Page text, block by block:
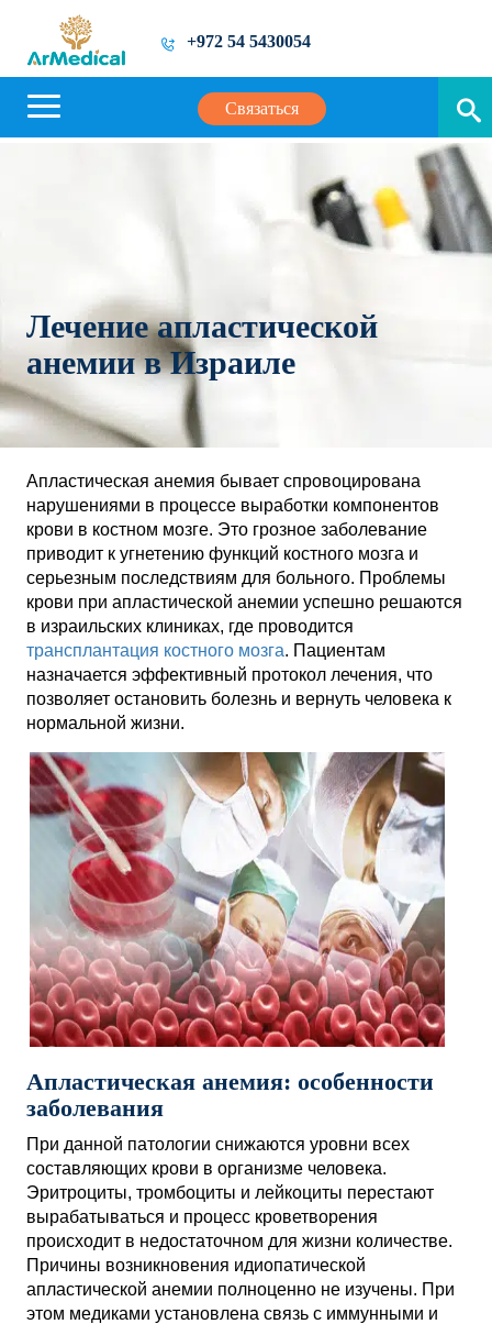
+972 54 5430054
Связаться
Лечение апластической
анемии в Израиле
Апластическая анемия бывает спровоцирована
нарушениями в процессе выработки компонентов
крови в костном мозге. Это грозное заболевание
приводит к угнетению функций костного мозга и
серьезным последствиям для больного. Проблемы
крови при апластической анемии успешно решаются
в израильских клиниках, где проводится
трансплантация костного мозга. Пациентам
назначается эффективный протокол лечения, что
позволяет остановить болезнь и вернуть человека к
нормальной жизни.
Апластическая анемия: особенности
заболевания
При данной патологии снижаются уровни всех
составляющих крови в организме человека.
Эритроциты, тромбоциты и лейкоциты перестают
вырабатываться и процесс кроветворения
происходит в недостаточном для жизни количестве.
Причины возникновения идиопатической
апластической анемии полноценно не изучены. При
этом медиками установлена связь с иммунными и